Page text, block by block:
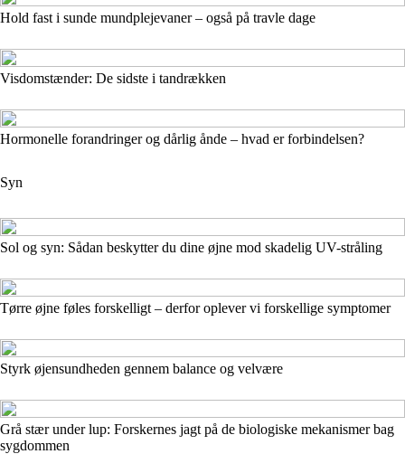
Hold fast i sunde mundplejevaner – også på travle dage
Visdomstænder: De sidste i tandrækken
Hormonelle forandringer og dårlig ånde – hvad er forbindelsen?
Syn
Sol og syn: Sådan beskytter du dine øjne mod skadelig UV-stråling
Tørre øjne føles forskelligt – derfor oplever vi forskellige symptomer
Styrk øjensundheden gennem balance og velvære
Grå stær under lup: Forskernes jagt på de biologiske mekanismer bag
sygdommen